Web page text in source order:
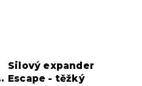
Silový expander
Escape - těžký